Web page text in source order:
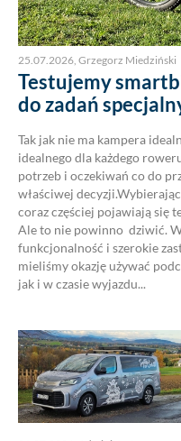
25.07.2026, Grzegorz Miedziński
Testujemy
do zadań
Tak jak nie ma kampera
idealnego dla każdego
potrzeb i oczekiwań co do
właściwej
coraz częściej pojawiają się
Ale to nie powinno dziwić.
funkcjonalność i szerokie
mieliśmy okazję używać
jak i w czasie wyjazdu...